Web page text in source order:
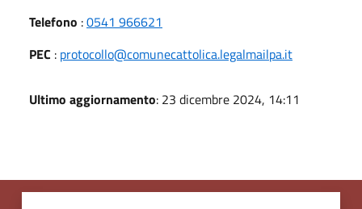
Telefono :0541 966621
PEC : protocollo@comunecattolica.legalmailpa.it
Ultimo aggiornamento: 23 dicembre 2024, 14:11